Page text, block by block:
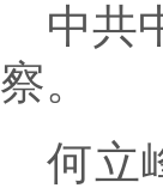
中共
察。
何立